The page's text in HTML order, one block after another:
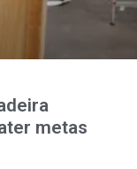
metas